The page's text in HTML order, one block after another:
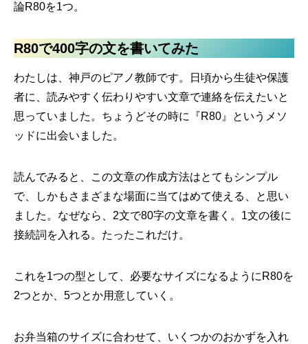
論R80を1つ。
R80で400字の文を書いてみた
わたしは、神戸のピアノ教師です。日頃から生徒や保護
者に、読みやすく伝わりやすい文章で連絡を伝えたいと
思っていました。ちょうどその時に『R80』というメソ
ッドに出会いました。
読んでみると、この文章の作成方法はとてもシンプル
で、しかもさまざまな場面に当てはめて使える、と思い
ました。なぜなら、2文で80字の文章を書く。1文の後に
接続詞を入れる。たったこれだけ。
これを1つの型として、必要なサイズになるようにR80を
2つとか、5つとか用意していく。
お弁当箱のサイズに合わせて、いくつかのおかずを入れ